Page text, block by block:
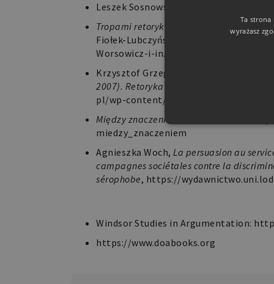
Leszek Sosnowski,
Tropami retoryki, stylistyki i
Fiołek-Lubczyńska, Monika Worsowicz,
Worsowicz-i-in._Tropami-
Krzysztof Grzegorzewski.
2007). Retoryka polityków i dziennikarzy
pl/wp-content/uploads/2016/04/
Między znaczeniem a działaniem.
miedzy_znaczeniem
Agnieszka Woch, La persuasion au
campagnes sociétales contre la
sérophobe, https://
Windsor Studies in Argumentation:
https://www.doabooks.org
Ta strona
wyrażasz
Nazwa
PHPSESSID